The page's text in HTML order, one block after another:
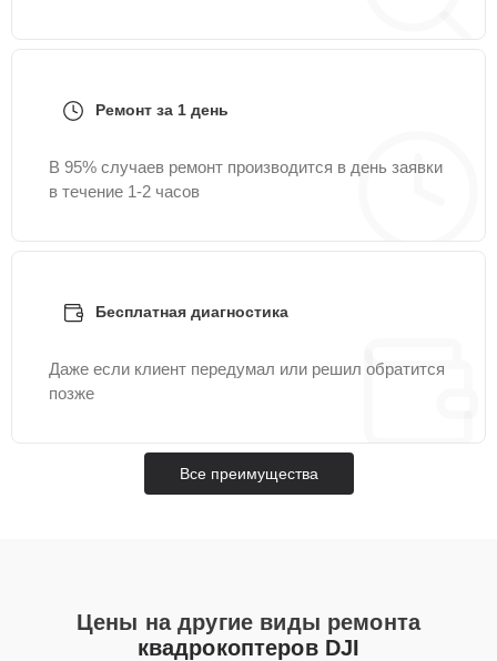
Ремонт за 1 день
В 95% случаев ремонт производится в день заявки
в течение 1-2 часов
Бесплатная диагностика
Даже если клиент передумал или решил обратится
позже
Все преимущества
Цены на другие виды ремонта
квадрокоптеров DJI